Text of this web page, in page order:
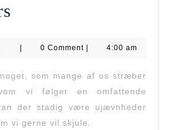
Fejlfri
Hud
Med
Disse
0 Comment 4:00 am
som mange af os stræber
vi følger en omfattende
der stadig være ujævnheder
vi gerne vil skjule.